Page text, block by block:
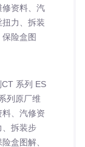
修资料、汽
力、拆装
险盒图
系列 ES
列原厂维
、汽修资
、拆装步
盒图解、